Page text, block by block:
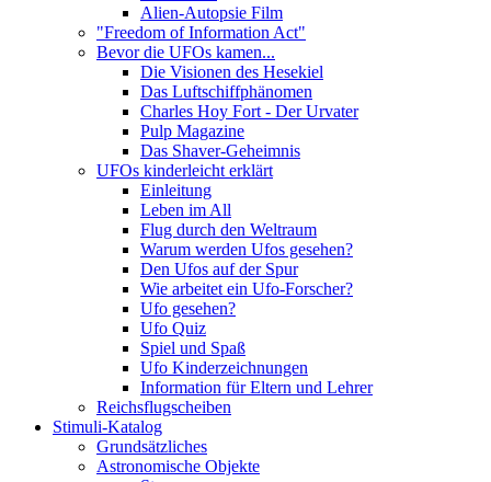
Alien-Autopsie Film
"Freedom of Information Act"
Bevor die UFOs kamen...
Die Visionen des Hesekiel
Das Luftschiffphänomen
Charles Hoy Fort - Der Urvater
Pulp Magazine
Das Shaver-Geheimnis
UFOs kinderleicht erklärt
Einleitung
Leben im All
Flug durch den Weltraum
Warum werden Ufos gesehen?
Den Ufos auf der Spur
Wie arbeitet ein Ufo-Forscher?
Ufo gesehen?
Ufo Quiz
Spiel und Spaß
Ufo Kinderzeichnungen
Information für Eltern und Lehrer
Reichsflugscheiben
Stimuli-Katalog
Grundsätzliches
Astronomische Objekte